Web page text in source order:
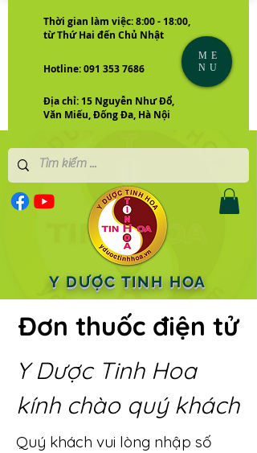
Thời gian làm việc: 8:00 - 18:00,
từ Thứ Hai đến Chủ Nhật
Hotline: 091 353 7686
Địa chỉ: 15 Nguyễn Như Đổ,
Văn Miếu, Đống Đa, Hà Nội
Y DƯỢC TINH HOA
ME
NU
Đơn thuốc điện tử
Y Dược Tinh Hoa
kính chào quý khách
Quý khách vui lòng nhập số